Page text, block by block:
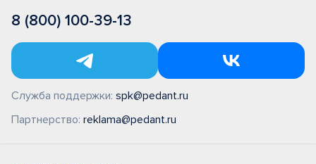
8 (800) 100-39-13
Служба поддержки: spk@pedant.ru
Партнерство: reklama@pedant.ru